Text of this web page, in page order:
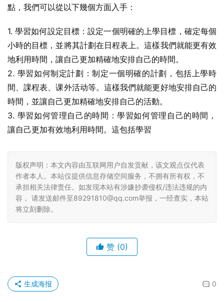
點，我們可以從以下幾個方面入手：
1. 學習如何設定目標：設定一個明確的上學目標，確定每個
小時的目標，並將其計劃在日程表上。這樣我們就能更有效
地利用時間，讓自己更加精確地安排自己的時間。
2. 學習如何制定計劃：制定一個明確的計劃，包括上學時
間、課程表、课外活动等。這樣我們就能更好地安排自己的
時間，並讓自己更加精確地安排自己的活動。
3. 學習如何管理自己的時間：學習如何管理自己的時間，
讓自己更加有效地利用時間。這包括學習
版权声明：本文内容由互联网用户自发贡献，该文观点仅代表
作者本人。本站仅提供信息存储空间服务，不拥有所有权，不
承担相关法律责任。如发现本站有涉嫌抄袭侵权/违法违规的内
容， 请发送邮件至89291810@qq.com举报，一经查实，本站
将立刻删除。
赞 (0)
0
生成海报